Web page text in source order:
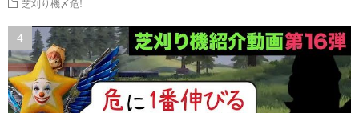
芝刈り機〆危!